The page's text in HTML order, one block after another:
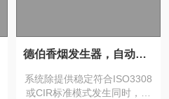
德伯香烟发生器，自动点烟
系统除提供稳定符合ISO3308
或CIR标准模式发生同时，提